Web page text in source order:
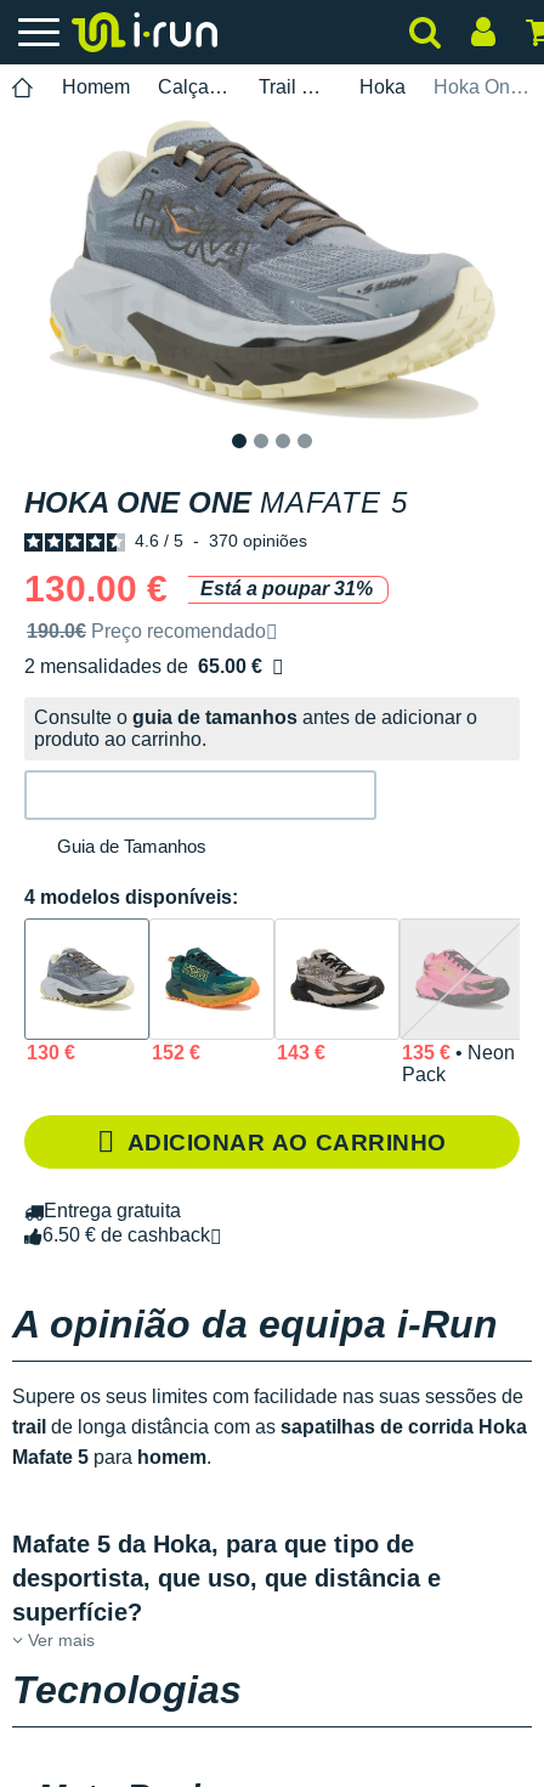
Homem Calçados Trail Running Hoka Hoka One One Mafate 5
HOKA ONE ONE MAFATE 5
4.6 / 5 - 370 opiniões
130.00 €
Está a poupar 31%
Preço de venda recomendado pela marca
190.0€ Preço recomendado
2 mensalidades de 65.00 €
sem custos
Consulte o guia de tamanhos antes de adicionar o
produto ao carrinho.
Guia de Tamanhos
4 modelos disponíveis:
130 € 152 € 143 € 135 €• Neon
Pack
ADICIONAR AO CARRINHO
Entrega gratuita
6.50 € de cashback
A opinião da equipa i-Run
Supere os seus limites com facilidade nas suas sessões de
trail de longa distância com as sapatilhas de corrida Hoka
Mafate 5 para homem.
Mafate 5 da Hoka, para que tipo de
desportista, que uso, que distância e
superfície?
Ver mais
Tecnologias